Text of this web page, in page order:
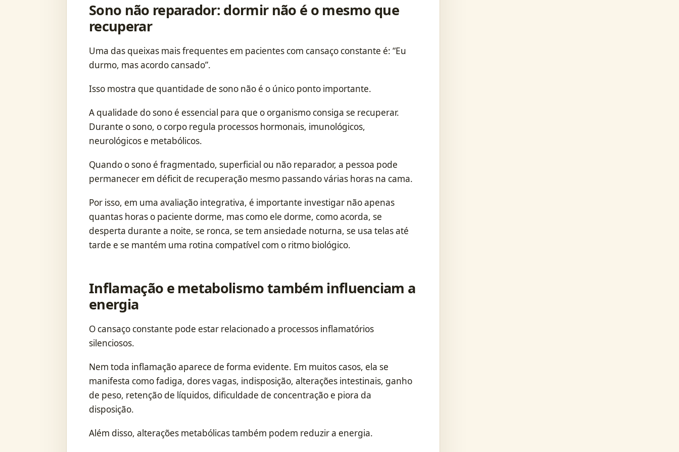
Sono não reparador: dormir não é o mesmo que
recuperar
Uma das queixas mais frequentes em pacientes com cansaço constante é: “Eu
durmo, mas acordo cansado”.
Isso mostra que quantidade de sono não é o único ponto importante.
A qualidade do sono é essencial para que o organismo consiga se recuperar.
Durante o sono, o corpo regula processos hormonais, imunológicos,
neurológicos e metabólicos.
Quando o sono é fragmentado, superficial ou não reparador, a pessoa pode
permanecer em déficit de recuperação mesmo passando várias horas na cama.
Por isso, em uma avaliação integrativa, é importante investigar não apenas
quantas horas o paciente dorme, mas como ele dorme, como acorda, se
desperta durante a noite, se ronca, se tem ansiedade noturna, se usa telas até
tarde e se mantém uma rotina compatível com o ritmo biológico.
Inflamação e metabolismo também influenciam a
energia
O cansaço constante pode estar relacionado a processos inflamatórios
silenciosos.
Nem toda inflamação aparece de forma evidente. Em muitos casos, ela se
manifesta como fadiga, dores vagas, indisposição, alterações intestinais, ganho
de peso, retenção de líquidos, dificuldade de concentração e piora da
disposição.
Além disso, alterações metabólicas também podem reduzir a energia.